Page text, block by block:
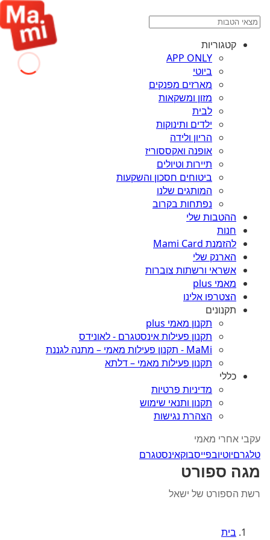
קטגוריות
APP ONLY
ביוטי
מארזים מפנקים
מזון ומשקאות
לבית
ילדים ותינוקות
הריון ולידה
אופנה ואקססוריז
תיירות וטיולים
ביטוחים חסכון והשקעות
המותגים שלנו
נפתחות בקרוב
ההטבות שלי
חנות
להזמנת Mami Card
הארנק שלי
אשראי ורשתות צוברות
מאמי plus
הצטרפו אלינו
תקנונים
תקנון מאמי plus
תקנון פעילות אינסטגרם - לאונידס
MaMi - תקנון פעילות מאמי – מתנה לגננת
תקנון פעילות מאמי – דלתא
כללי
מדיניות פרטיות
תקנון ותנאי שימוש
הצהרת נגישות
עקבי אחרי מאמי
טלגרםיוטיובפייסבוקאינסטגרם
מגה ספורט
רשת הספורט של ישאל
בית